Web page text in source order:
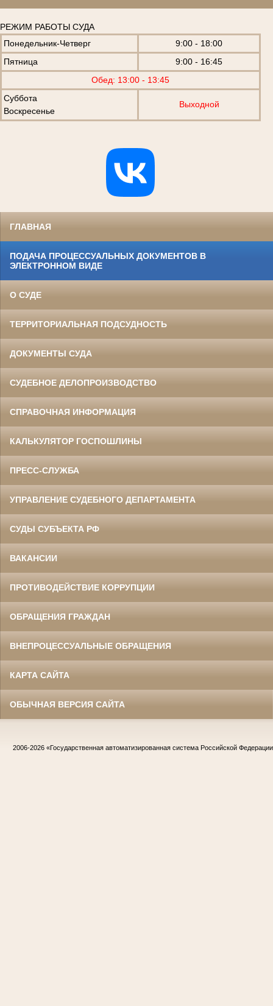
РЕЖИМ РАБОТЫ СУДА
Понедельник-Четверг
9:00 - 18:00
Пятница
9:00 - 16:45
Обед: 13:00 - 13:45
Суббота
Воскресенье
Выходной
ГЛАВНАЯ
ПОДАЧА ПРОЦЕССУАЛЬНЫХ ДОКУМЕНТОВ В
ЭЛЕКТРОННОМ ВИДЕ
О СУДЕ
ТЕРРИТОРИАЛЬНАЯ ПОДСУДНОСТЬ
ДОКУМЕНТЫ СУДА
СУДЕБНОЕ ДЕЛОПРОИЗВОДСТВО
СПРАВОЧНАЯ ИНФОРМАЦИЯ
КАЛЬКУЛЯТОР ГОСПОШЛИНЫ
ПРЕСС-СЛУЖБА
УПРАВЛЕНИЕ СУДЕБНОГО ДЕПАРТАМЕНТА
СУДЫ СУБЪЕКТА РФ
ВАКАНСИИ
ПРОТИВОДЕЙСТВИЕ КОРРУПЦИИ
ОБРАЩЕНИЯ ГРАЖДАН
ВНЕПРОЦЕССУАЛЬНЫЕ ОБРАЩЕНИЯ
КАРТА САЙТА
ОБЫЧНАЯ ВЕРСИЯ САЙТА
2006-2026 «Государственная автоматизированная система Российской